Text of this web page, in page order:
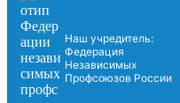
Наш учредитель:
Федерация
Независимых
Профсоюзов России